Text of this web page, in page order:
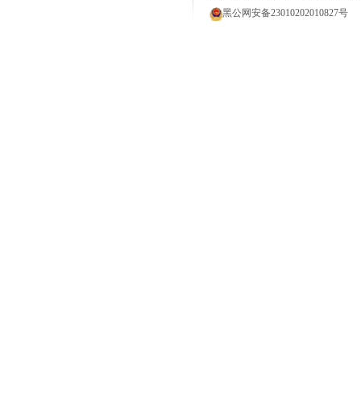
黑公网安备23010202010827号